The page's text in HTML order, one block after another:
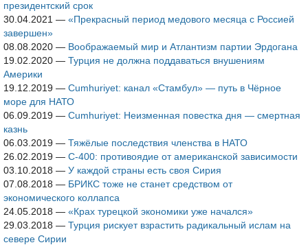
президентский срок
30.04.2021 — «Прекрасный период медового месяца с Россией
завершен»
08.08.2020 — Воображаемый мир и Атлантизм партии Эрдогана
19.02.2020 — Турция не должна поддаваться внушениям
Америки
19.12.2019 — Cumhuriyet: канал «Стамбул» — путь в Чёрное
море для НАТО
06.09.2019 — Cumhuriyet: Неизменная повестка дня — смертная
казнь
06.03.2019 — Тяжёлые последствия членства в НАТО
26.02.2019 — С-400: противоядие от американской зависимости
03.10.2018 — У каждой страны есть своя Сирия
07.08.2018 — БРИКС тоже не станет средством от
экономического коллапса
24.05.2018 — «Крах турецкой экономики уже начался»
29.03.2018 — Турция рискует взрастить радикальный ислам на
севере Сирии